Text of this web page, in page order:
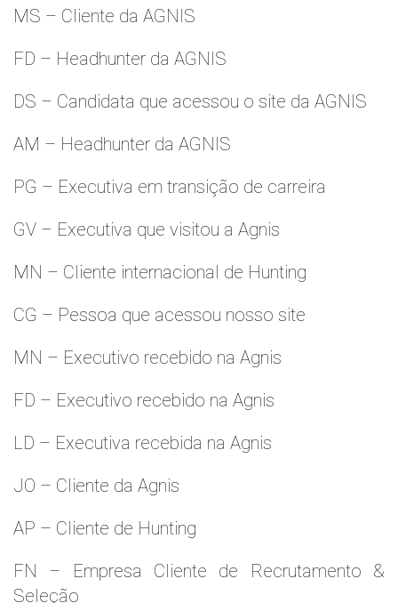
MS – Cliente da AGNIS
FD – Headhunter da AGNIS
DS – Candidata que acessou o site da AGNIS
AM – Headhunter da AGNIS
PG – Executiva em transição de carreira
GV – Executiva que visitou a Agnis
MN – Cliente internacional de Hunting
CG – Pessoa que acessou nosso site
MN – Executivo recebido na Agnis
FD – Executivo recebido na Agnis
LD – Executiva recebida na Agnis
JO – Cliente da Agnis
AP – Cliente de Hunting
FN – Empresa Cliente de Recrutamento &
Seleção